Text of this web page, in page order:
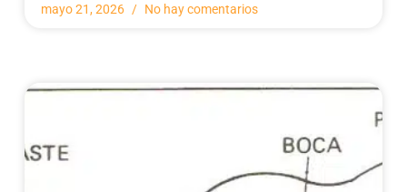
mayo 21, 2026 No hay comentarios